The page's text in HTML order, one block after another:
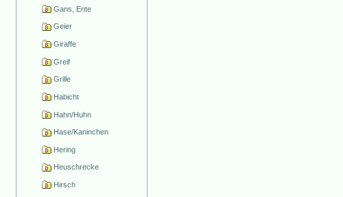
Gans, Ente
Geier
Giraffe
Greif
Grille
Habicht
Hahn/Huhn
Hase/Kaninchen
Hering
Heuschrecke
Hirsch